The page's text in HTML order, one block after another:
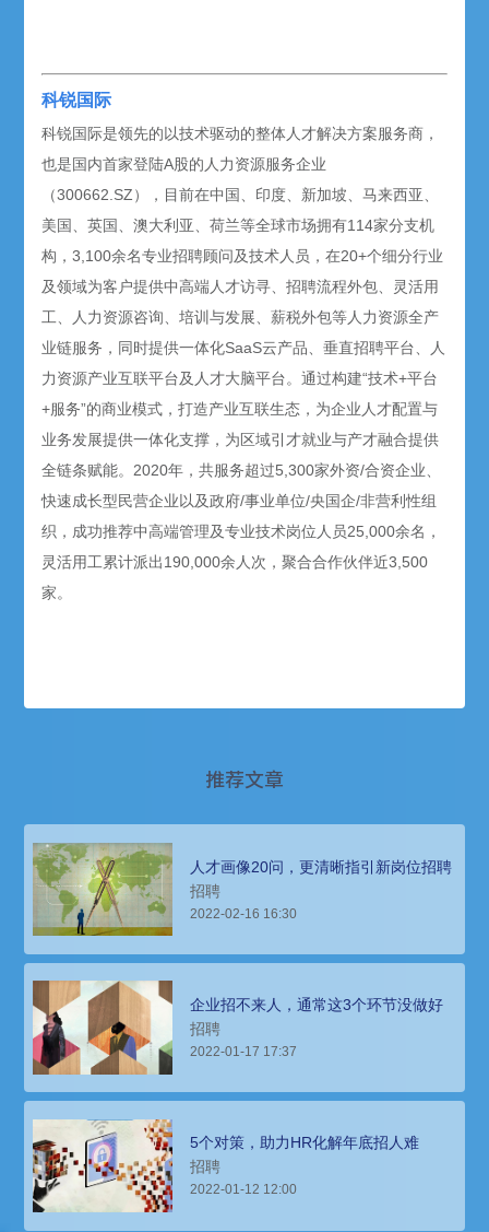
科锐国际
科锐国际是领先的以技术驱动的整体人才解决方案服务商，
也是国内首家登陆A股的人力资源服务企业
（300662.SZ），目前在中国、印度、新加坡、马来西亚、
美国、英国、澳大利亚、荷兰等全球市场拥有114家分支机
构，3,100余名专业招聘顾问及技术人员，在20+个细分行业
及领域为客户提供中高端人才访寻、招聘流程外包、灵活用
工、人力资源咨询、培训与发展、薪税外包等人力资源全产
业链服务，同时提供一体化SaaS云产品、垂直招聘平台、人
力资源产业互联平台及人才大脑平台。通过构建“技术+平台
+服务”的商业模式，打造产业互联生态，为企业人才配置与
业务发展提供一体化支撑，为区域引才就业与产才融合提供
全链条赋能。2020年，共服务超过5,300家外资/合资企业、
快速成长型民营企业以及政府/事业单位/央国企/非营利性组
织，成功推荐中高端管理及专业技术岗位人员25,000余名，
灵活用工累计派出190,000余人次，聚合合作伙伴近3,500
家。
推荐文章
人才画像20问，更清晰指引新岗位招聘
招聘
2022-02-16 16:30
企业招不来人，通常这3个环节没做好
招聘
2022-01-17 17:37
5个对策，助力HR化解年底招人难
招聘
2022-01-12 12:00